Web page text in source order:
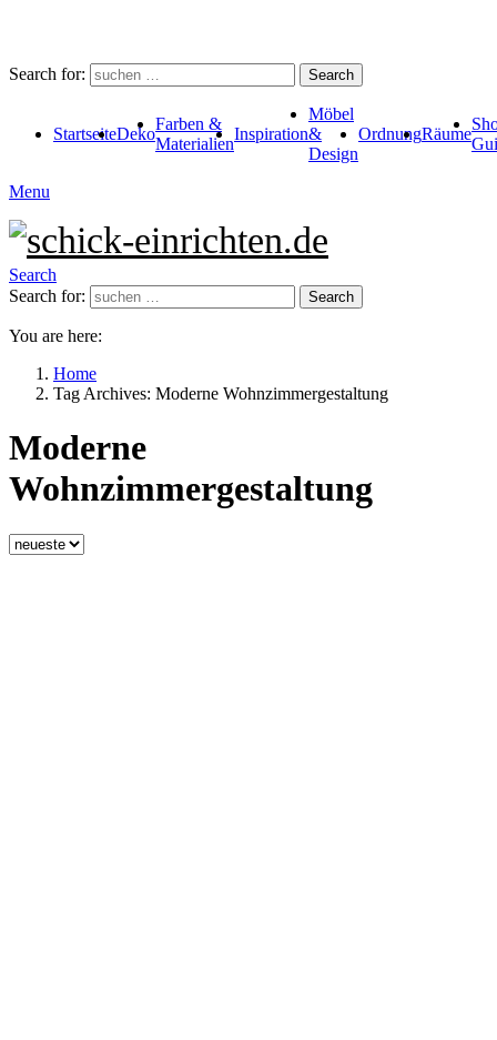
Search for: Search
StartseiteDeko
Farben &
Materialien
Inspiration
Möbel
&
Design
OrdnungRäume
Menu
Search
Search for:
Search
You are here:
Home
Tag Archives: Moderne Wohnzimmergestaltung
Moderne
Wohnzimmergestaltung